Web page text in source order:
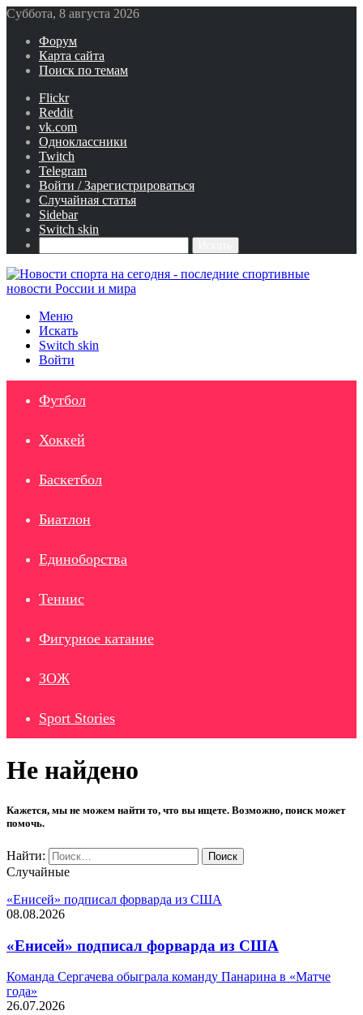
Суббота, 8 августа 2026
Форум
Карта сайта
Поиск по темам
Flickr
Reddit
vk.com
Одноклассники
Twitch
Telegram
Войти / Зарегистрироваться
Случайная статья
Sidebar
Switch skin
Меню
Искать
Switch skin
Войти
Футбол
Хоккей
Баскетбол
Биатлон
Единоборства
Теннис
Фигурное катание
ЗОЖ
Sport Stories
Не найдено
Кажется, мы не можем найти то, что вы ищете. Возможно, поиск может
помочь.
Найти:
Случайные
«Енисей» подписал форварда из США
08.08.2026
«Енисей» подписал форварда из США
Команда Сергачева обыграла команду Панарина в «Матче
года»
26.07.2026